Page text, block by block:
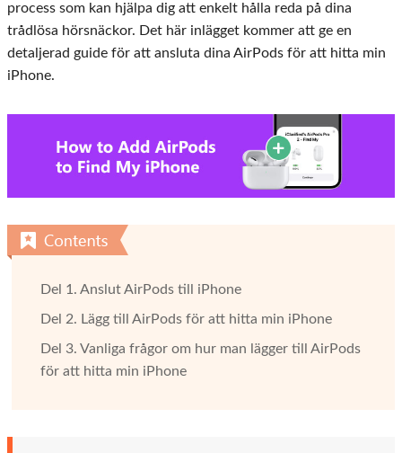
process som kan hjälpa dig att enkelt hålla reda på dina
trådlösa hörsnäckor. Det här inlägget kommer att ge en
detaljerad guide för att ansluta dina AirPods för att hitta min
iPhone.
Del 1. Anslut AirPods till iPhone
Del 2. Lägg till AirPods för att hitta min iPhone
Del 3. Vanliga frågor om hur man lägger till AirPods
för att hitta min iPhone